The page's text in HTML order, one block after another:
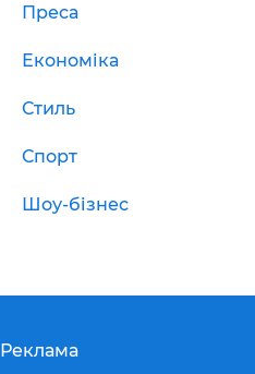
Преса
Економіка
Стиль
Спорт
Шоу-бізнес
Реклама